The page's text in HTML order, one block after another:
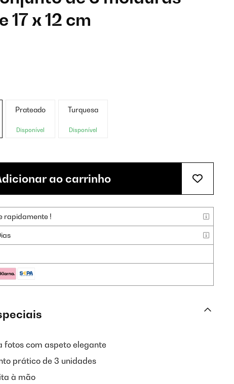
17 x 12 cm
Prateado
Disponível
Turquesa
Disponível
ao carrinho
rapidamente !
fotos com aspeto elegante
prático de 3 unidades
à mão